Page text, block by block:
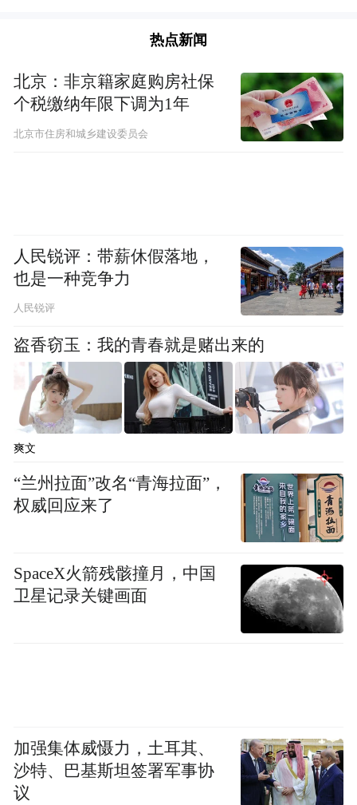
2013年4月18日，被告企业方单方面提出拒绝
先前为调解所做的努力都作废了。
回想起当初的这起诉讼，尽管能立案确实是
去了二三十次，真正地做起来非常地艰难，
需要大量数据，监测指标的确认，很多证据
是需要成本的。"不仅仅是云南这一次案件，
会伴随着你，作为行动者，最好的克服方
式，就是去制定下一次的行动计划，一次次
慢慢地形成一种习惯，当无力感还没有生成
的时候开始去想，怎么进行下一次行动。
经过的艰难探索和积极推动，环境公益诉讼
制度威力初显，提高了环境违法成本，产生
热点新闻
北京：非京籍家庭购房社保
个税缴纳年限下调为1年
北京市住房和城乡建设委员会
人民锐评：带薪休假落地，
也是一种竞争力
人民锐评
盗香窃玉：我的青春就是赌出来的
爽文
“兰州拉面”改名“青海拉面”，
权威回应来了
SpaceX火箭残骸撞月，中国
卫星记录关键画面
加强集体威慑力，土耳其、
沙特、巴基斯坦签署军事协
议